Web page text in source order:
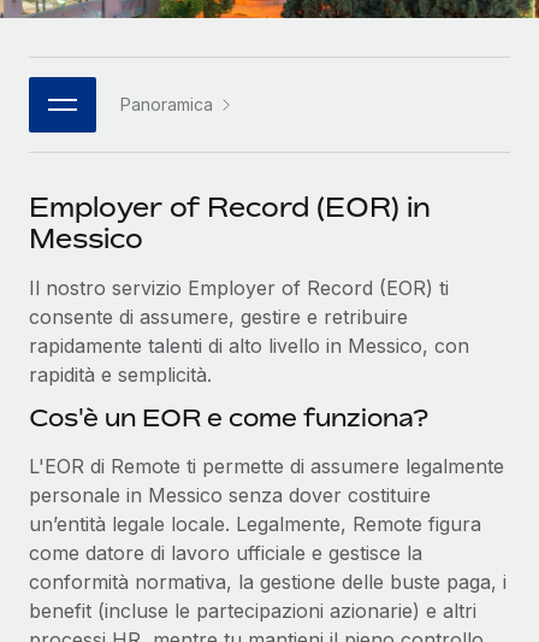
日本語
한국어
中文（简体）
Panoramica
Employer of Record (EOR) in
Messico
Il nostro servizio Employer of Record (EOR) ti
consente di assumere, gestire e retribuire
rapidamente talenti di alto livello in Messico, con
rapidità e semplicità.
Cos'è un EOR e come funziona?
L'EOR di Remote ti permette di assumere legalmente
personale in Messico senza dover costituire
un’entità legale locale. Legalmente, Remote figura
come datore di lavoro ufficiale e gestisce la
conformità normativa, la gestione delle buste paga, i
benefit (incluse le partecipazioni azionarie) e altri